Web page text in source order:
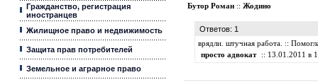
Гражданство, регистрация
иностранцев
Жилищное право и недвижимость
Защита прав потребителей
Земельное и аграрное право
Бутор Роман :: Жодино
Ответов: 1
врядли. штучная работа. ::
просто адвокат
:: 13.01.2011 в